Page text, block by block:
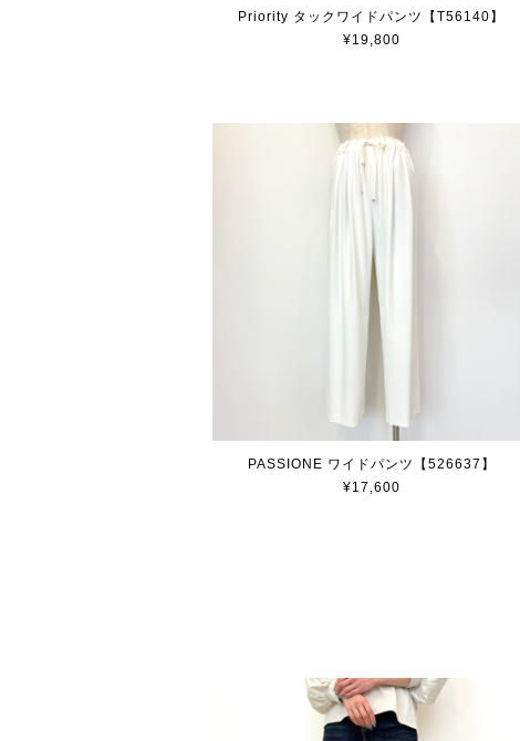
Priority タックワイドパンツ【T56140】
¥19,800
PASSIONE ワイドパンツ【526637】
¥17,600